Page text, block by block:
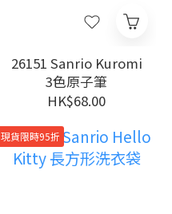
26151 Sanrio Kuromi
3色原子筆
HK$68.00
現貨限時95折